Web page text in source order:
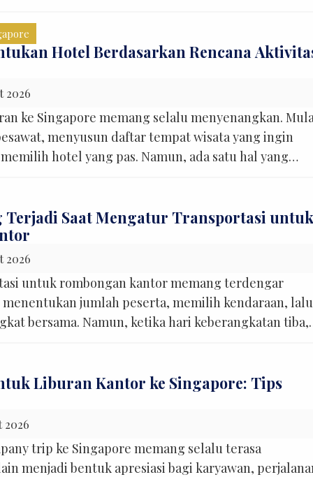
setelah liburan benar-benar dimulai. Naik MRT
Hotel Berdasarkan Rencana
2026
ke Singapore memang selalu menyenangkan.
menyusun daftar tempat wisata yang ingin
hotel yang pas. Namun, ada satu hal yang
rencana aktivitas selama di Singapore. Tidak
memilih hotel karena sedang […]
Terjadi Saat Mengatur Transportasi untuk
2026
untuk rombongan kantor memang terdengar
jumlah peserta, memilih kendaraan, lalu
bersama. Namun, ketika hari keberangkatan tiba,
titik penjemputannya kurang jelas. Koper ternyata
Kendaraan harus bolak-balik menjemput peserta.
Liburan Kantor ke Singapore: Tips
2026
trip ke Singapore memang selalu terasa
menjadi bentuk apresiasi bagi karyawan,